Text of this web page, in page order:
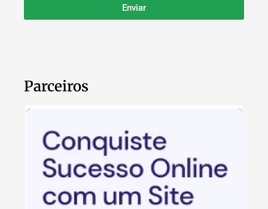
Enviar
Parceiros